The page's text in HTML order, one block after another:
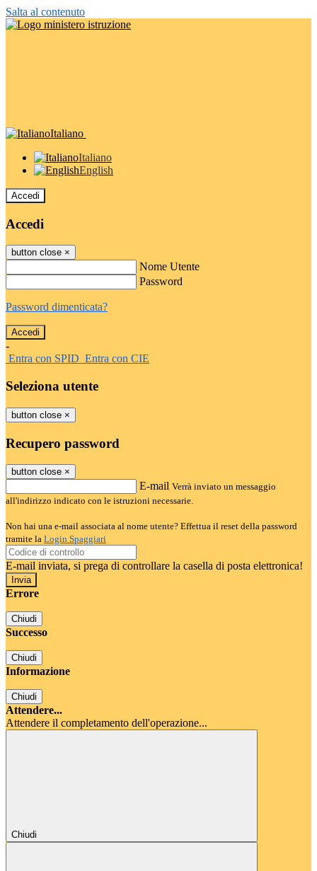
Salta al contenuto
Italiano
Italiano
English
Accedi
Accedi
button close ×
Nome Utente
Password
Password dimenticata?
-
Entra con SPID Entra con CIE
Seleziona utente
button close ×
Recupero password
button close ×
E-mail Verrà inviato un messaggio
all'indirizzo indicato con le istruzioni necessarie.
Non hai una e-mail associata al nome utente? Effettua il reset della password
tramite la Login Spaggiari
E-mail inviata, si prega di controllare la casella di posta elettronica!
Errore
Chiudi
Successo
Chiudi
Informazione
Chiudi
Attendere...
Attendere il completamento dell'operazione...
Chiudi